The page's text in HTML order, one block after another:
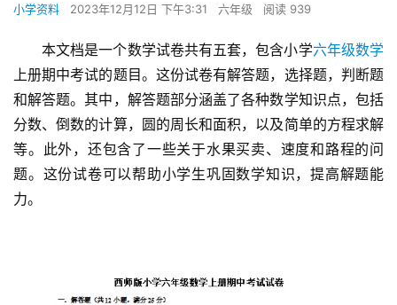
小学资料 2023年12月12日 下午3:31 六年级 阅读 939
本文档是一个数学试卷共有五套，包含小学六年级数学
上册期中考试的题目。这份试卷有解答题，选择题，判断题
和解答题。其中，解答题部分涵盖了各种数学知识点，包括
分数、倒数的计算，圆的周长和面积，以及简单的方程求解
等。此外，还包含了一些关于水果买卖、速度和路程的问
题。这份试卷可以帮助小学生巩固数学知识，提高解题能
力。